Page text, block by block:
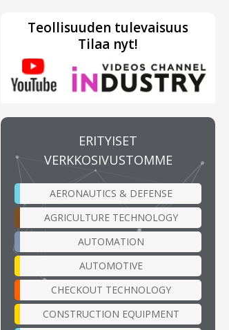
Teollisuuden tulevaisuus
Tilaa nyt!
ERITYISET
VERKKOSIVUSTOMME
AERONAUTICS & DEFENSE
AGRICULTURE TECHNOLOGY
AUTOMATION
AUTOMOTIVE
CHECKOUT TECHNOLOGY
CONSTRUCTION EQUIPMENT